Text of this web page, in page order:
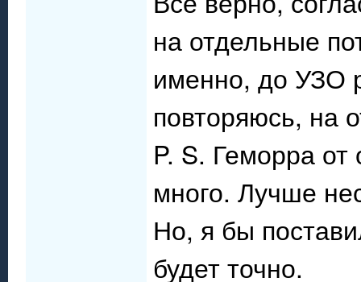
на отдельные
именно, до УЗО
повторяюсь, на
P. S. Геморра от
много. Лучше
Но, я бы
будет точно.